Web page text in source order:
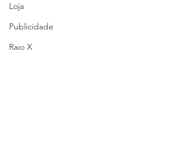
Loja
Publicidade
Raio X